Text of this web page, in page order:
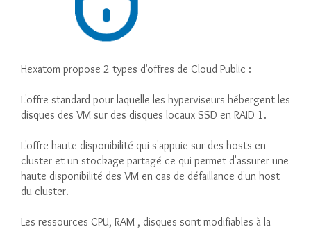
Hexatom propose 2 types d'offres de Cloud Public :
L'offre standard pour laquelle les hyperviseurs hébergent les
disques des VM sur des disques locaux SSD en RAID 1.
L'offre haute disponibilité qui s'appuie sur des hosts en
cluster et un stockage partagé ce qui permet d'assurer une
haute disponibilité des VM en cas de défaillance d'un host
du cluster.
Les ressources CPU, RAM , disques sont modifiables à la